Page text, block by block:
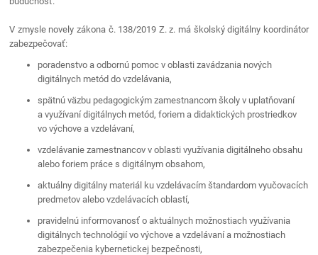
V zmysle novely zákona č. 138/2019 Z. z. má školský digitálny koordinátor
zabezpečovať:
poradenstvo a odbornú pomoc v oblasti zavádzania nových
digitálnych metód do vzdelávania,
spätnú väzbu pedagogickým zamestnancom školy v uplatňovaní
a využívaní digitálnych metód, foriem a didaktických prostriedkov
vo výchove a vzdelávaní,
vzdelávanie zamestnancov v oblasti využívania digitálneho obsahu
alebo foriem práce s digitálnym obsahom,
aktuálny digitálny materiál ku vzdelávacím štandardom vyučovacích
predmetov alebo vzdelávacích oblastí,
pravidelnú informovanosť o aktuálnych možnostiach využívania
digitálnych technológií vo výchove a vzdelávaní a možnostiach
zabezpečenia kybernetickej bezpečnosti,